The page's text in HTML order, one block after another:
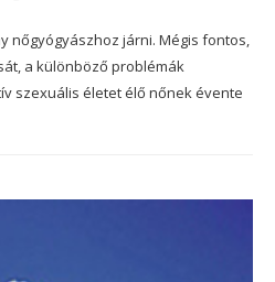
nőgyógyászhoz járni. Mégis fontos,
a különböző problémák
szexuális életet élő nőnek évente